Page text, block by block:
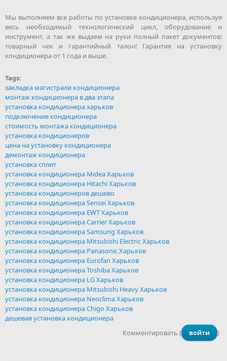
Мы выполняем все работы по установке кондиционера, используя
весь необходимый технологический цикл, оборудование и
инструмент, а так же выдаем на руки полный пакет документов:
товарный чек и гарантийный талон! Гарантия на установку
кондиционера от 1 года и выше.
Tags:
закладка магистрали кондиционера
монтаж кондиционера в два этапа
установка кондиционера харьков
подключение кондиционера
стоимость монтажа кондиционера
установка кондиционеров
цена на установку кондиционера
демонтаж кондиционера
установка сплит
установка кондиционера Midea Харьков
установка кондиционера Hitachi Харьков
установка кондиционеров дешево
установка кондиционера Sensei Харьков
установка кондиционера EWT Харьков
установка кондиционера Carrier Харьков
установка кондиционера Samsung Харьков
установка кондиционера Mitsubishi Electric Харьков
установка кондиционера Panasonic Харьков
установка кондиционера Eurofan Харьков
установка кондиционера Toshiba Харьков
установка кондиционера LG Харьков
установка кондиционера Mitsubishi Heavy Харьков
установка кондиционера Neoclima Харьков
установка кондиционера Chigo Харьков
дешевая установка кондиционера
Комментировать (
войти )